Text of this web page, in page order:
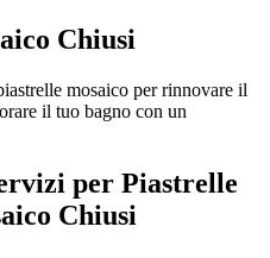
Chiusi
mosaico per rinnovare il
il tuo bagno con un
per Piastrelle
Chiusi